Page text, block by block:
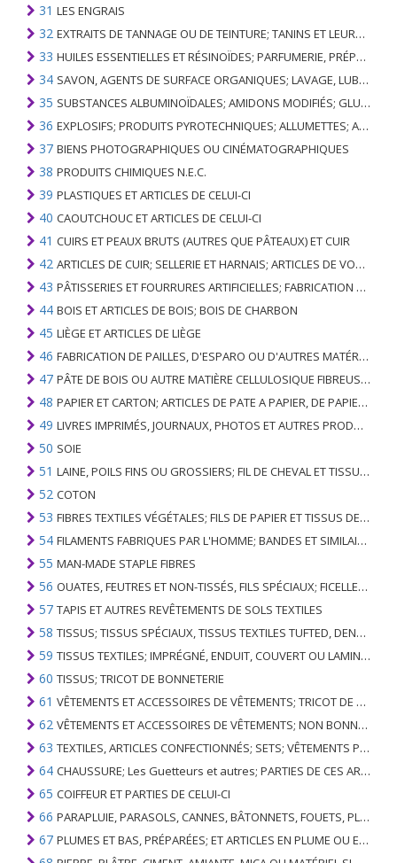
31 LES ENGRAIS
32 EXTRAITS DE TANNAGE OU DE TEINTURE; TANINS ET LEURS DERIVES; COLORANTS, PIGMENTS ET AUTRES MATIERES COLORANTES; PEINTURES, VERNIS; MASTIC, AUTRES MASTIQUES; ENCRES
33 HUILES ESSENTIELLES ET RÉSINOÏDES; PARFUMERIE, PRÉPARATIONS COSMÉTIQUES OU DE TOILETTE
34 SAVON, AGENTS DE SURFACE ORGANIQUES; LAVAGE, LUBRIFICATION, POLISSAGE OU PRÉPARATION À L'ÉPURATION; CIRES ARTIFICIELLES OU PRÉPARÉES, BOUGIES ET ARTICLES SIMILAIRES, PÂTES À MODÉLISER, CIRES DENTAIRES ET PRÉPARATIONS DENTAIRES À BASE DE PLÂTRE
35 SUBSTANCES ALBUMINOÏDALES; AMIDONS MODIFIÉS; GLUES; ENZYMES
36 EXPLOSIFS; PRODUITS PYROTECHNIQUES; ALLUMETTES; ALLIAGES PYROPHORIQUES; CERTAINES PRÉPARATIONS COMBUSTIBLES
37 BIENS PHOTOGRAPHIQUES OU CINÉMATOGRAPHIQUES
38 PRODUITS CHIMIQUES N.E.C.
39 PLASTIQUES ET ARTICLES DE CELUI-CI
40 CAOUTCHOUC ET ARTICLES DE CELUI-CI
41 CUIRS ET PEAUX BRUTS (AUTRES QUE PÂTEAUX) ET CUIR
42 ARTICLES DE CUIR; SELLERIE ET ​​HARNAIS; ARTICLES DE VOYAGE, SACS À MAIN ET RÉCIPIENTS ANALOGUES; ARTICLES DE GUT ANIMAL (AUTRE QUE GUT DE SOIE-VERT)
43 PÂTISSERIES ET FOURRURES ARTIFICIELLES; FABRICATION DE CELLES-CI
44 BOIS ET ARTICLES DE BOIS; BOIS DE CHARBON
45 LIÈGE ET ARTICLES DE LIÈGE
46 FABRICATION DE PAILLES, D'ESPARO OU D'AUTRES MATÉRIAUX DE COULÉE; BASKETWARE ET WICKERWORK
47 PÂTE DE BOIS OU AUTRE MATIÈRE CELLULOSIQUE FIBREUSE; PAPIER OU CARTON RÉCUPÉRÉ (DÉCHETS ET DÉCHETS)
48 PAPIER ET CARTON; ARTICLES DE PATE A PAPIER, DE PAPIER OU DE CARTON
49 LIVRES IMPRIMÉS, JOURNAUX, PHOTOS ET AUTRES PRODUITS DE L'INDUSTRIE DE L'IMPRIMERIE; MANUSCRITS, TYPESCRIPTS ET PLANS
50 SOIE
51 LAINE, POILS FINS OU GROSSIERS; FIL DE CHEVAL ET TISSU TISSÉ
52 COTON
53 FIBRES TEXTILES VÉGÉTALES; FILS DE PAPIER ET TISSUS DE FILS DE PAPIER
54 FILAMENTS FABRIQUES PAR L'HOMME; BANDES ET SIMILAIRES DE MATIERES TEXTILES SYNTHETIQUES
55 MAN-MADE STAPLE FIBRES
56 OUATES, FEUTRES ET NON-TISSÉS, FILS SPÉCIAUX; FICELLES, CORDES, CORDES, CÂBLES ET ARTICLES ASSOCIÉS
57 TAPIS ET AUTRES REVÊTEMENTS DE SOLS TEXTILES
58 TISSUS; TISSUS SPÉCIAUX, TISSUS TEXTILES TUFTED, DENTELLE, TAPISSERIES, GARNITURES, BRODERIES
59 TISSUS TEXTILES; IMPRÉGNÉ, ENDUIT, COUVERT OU LAMINÉ; ARTICLES TEXTILES D'UN TYPE ADAPTÉ À L'USAGE INDUSTRIEL
60 TISSUS; TRICOT DE BONNETERIE
61 VÊTEMENTS ET ACCESSOIRES DE VÊTEMENTS; TRICOT DE BONNETERIE
62 VÊTEMENTS ET ACCESSOIRES DE VÊTEMENTS; NON BONNETERIE
63 TEXTILES, ARTICLES CONFECTIONNÉS; SETS; VÊTEMENTS PORTÉS ET ARTICLES TEXTILES USÉS; RAGS
64 CHAUSSURE; Les Guetteurs et autres; PARTIES DE CES ARTICLES
65 COIFFEUR ET PARTIES DE CELUI-CI
66 PARAPLUIE, PARASOLS, CANNES, BÂTONNETS, FOUETS, PLANTES DE CONDUITE; ET LEURS PARTIES
67 PLUMES ET BAS, PRÉPARÉES; ET ARTICLES EN PLUME OU EN BAS; FLEURS ARTIFICIELLES; ARTICLES DE CHEVEUX HUMAINS